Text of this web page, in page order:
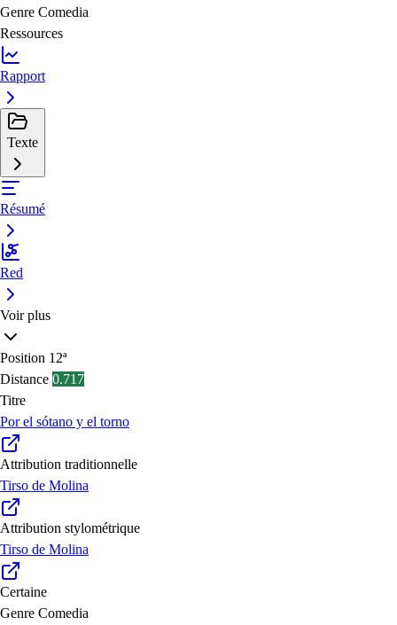
Genre Comedia
Ressources
Rapport
Texte
Résumé
Red
Voir plus
Position 12ª
Distance 0.717
Titre
Por el sótano y el torno
Attribution traditionnelle
Tirso de Molina
Attribution stylométrique
Tirso de Molina
Certaine
Genre Comedia